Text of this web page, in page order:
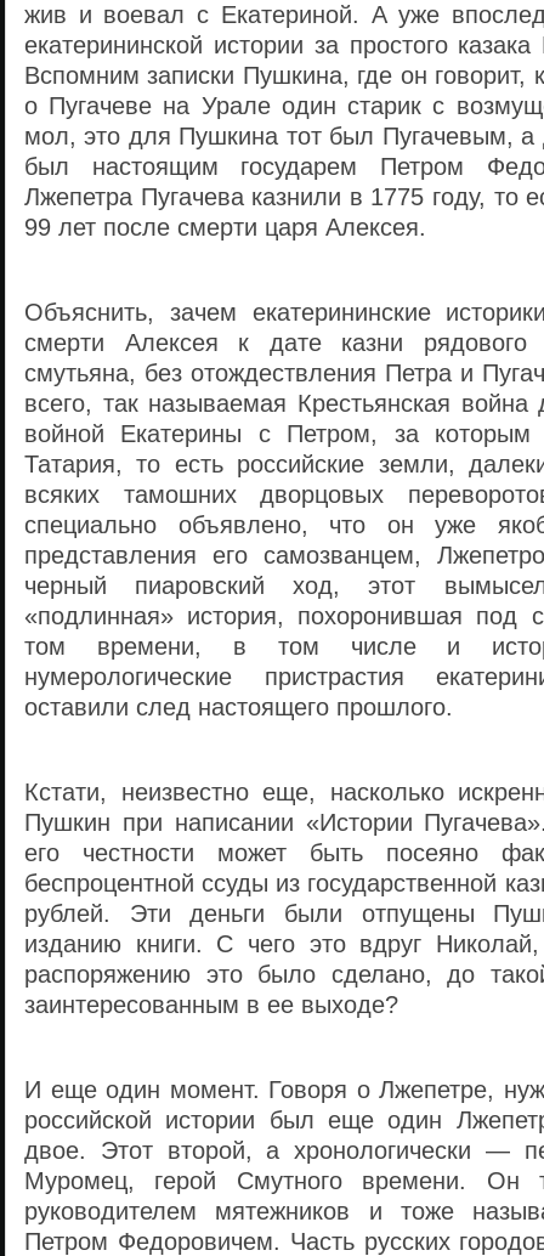
жив и воевал с Екатериной. А уже
екатерининской истории за простого
Вспомним записки Пушкина, где он говорит,
о Пугачеве на Урале один старик с
мол, это для Пушкина тот был Пугачевым, а
был настоящим государем Петром
Лжепетра Пугачева казнили в 1775 году, то
99 лет после смерти царя Алексея.
Объяснить, зачем екатерининские
смерти Алексея к дате казни
смутьяна, без отождествления Петра и
всего, так называемая Крестьянская война
войной Екатерины с Петром, за которым
Татария, то есть российские земли,
всяких тамошних дворцовых
специально объявлено, что он уже
представления его самозванцем,
черный пиаровский ход, этот
«подлинная» история, похоронившая под
том времени, в том числе и
нумерологические пристрастия
оставили след настоящего прошлого.
Кстати, неизвестно еще, насколько
Пушкин при написании «Истории
его честности может быть посеяно
беспроцентной ссуды из государственной
рублей. Эти деньги были отпущены
изданию книги. С чего это вдруг
распоряжению это было сделано, до
заинтересованным в ее выходе?
И еще один момент. Говоря о Лжепетре,
российской истории был еще один
двое. Этот второй, а хронологически —
Муромец, герой Смутного времени. Он
руководителем мятежников и тоже
Петром Федоровичем. Часть русских